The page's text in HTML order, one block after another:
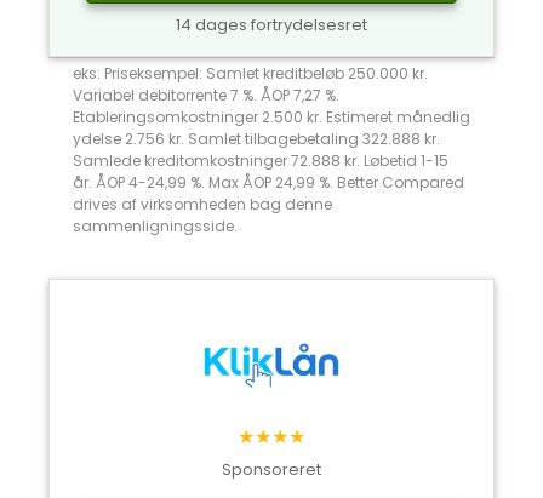
14 dages fortrydelsesret
eks: Priseksempel: Samlet kreditbeløb 250.000 kr.
Variabel debitorrente 7 %. ÅOP 7,27 %.
Etableringsomkostninger 2.500 kr. Estimeret månedlig
ydelse 2.756 kr. Samlet tilbagebetaling 322.888 kr.
Samlede kreditomkostninger 72.888 kr. Løbetid 1-15
år. ÅOP 4-24,99 %. Max ÅOP 24,99 %. Better Compared
drives af virksomheden bag denne
sammenligningsside.
★★★★
Sponsoreret